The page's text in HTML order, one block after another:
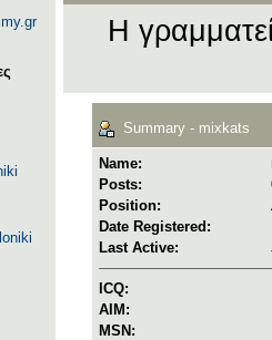
Η
Summary - mixkats
Name:
Posts:
Position:
Date Registered:
Last Active:
ICQ:
AIM:
MSN: